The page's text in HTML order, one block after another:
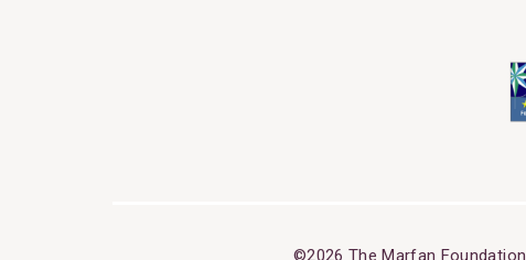
©2026 The Marfan Foundation